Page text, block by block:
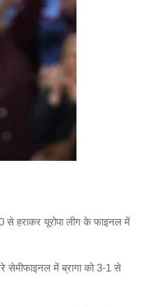
से हराकर यूरोपा लीग के फाइनल में
सेमीफाइनल में ब्रागा को 3-1 से